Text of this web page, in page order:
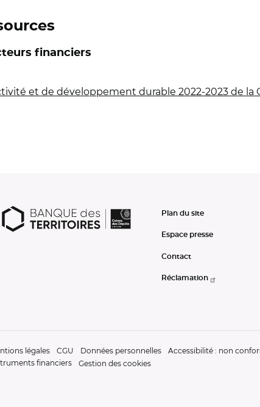
financiers
et de développement durable 2022-2023 de la
Plan du site
Espace presse
Contact
Réclamation
légales CGU Données personnelles Accessibilité : non
financiers
Gestion des cookies